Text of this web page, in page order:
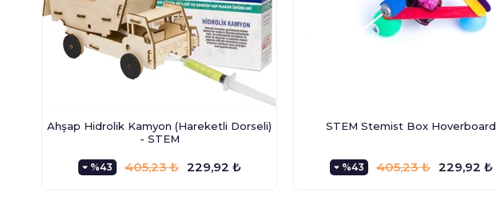
Ahşap Hidrolik Kamyon (Hareketli Dorseli)
- STEM
%43 229,92 ₺
405,23 ₺
STEM Stemist Box Hoverboard
%43 229,92 ₺
405,23 ₺